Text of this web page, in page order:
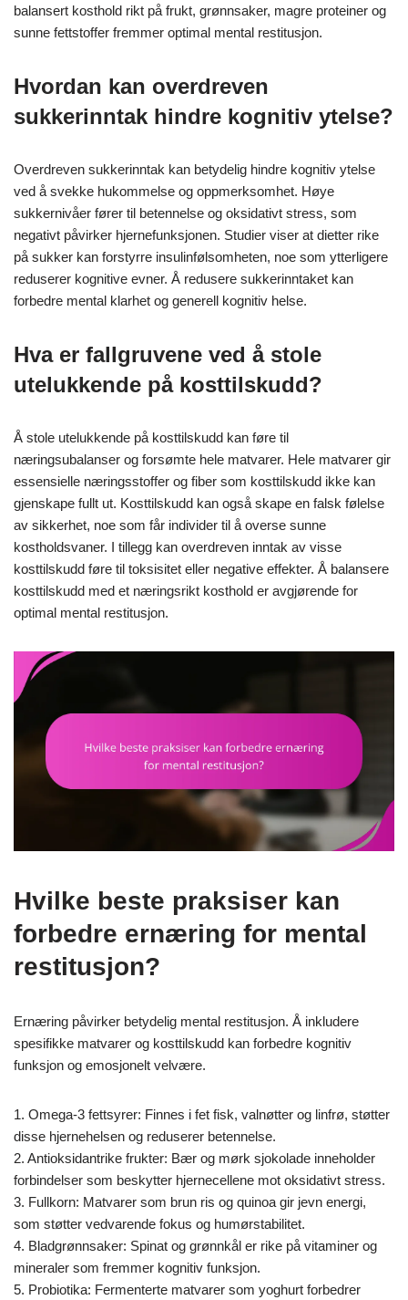
balansert kosthold rikt på frukt, grønnsaker, magre proteiner og
sunne fettstoffer fremmer optimal mental restitusjon.
Hvordan kan overdreven
sukkerinntak hindre kognitiv ytelse?
Overdreven sukkerinntak kan betydelig hindre kognitiv ytelse
ved å svekke hukommelse og oppmerksomhet. Høye
sukkernivåer fører til betennelse og oksidativt stress, som
negativt påvirker hjernefunksjonen. Studier viser at dietter rike
på sukker kan forstyrre insulinfølsomheten, noe som ytterligere
reduserer kognitive evner. Å redusere sukkerinntaket kan
forbedre mental klarhet og generell kognitiv helse.
Hva er fallgruvene ved å stole
utelukkende på kosttilskudd?
Å stole utelukkende på kosttilskudd kan føre til
næringsubalanser og forsømte hele matvarer. Hele matvarer gir
essensielle næringsstoffer og fiber som kosttilskudd ikke kan
gjenskape fullt ut. Kosttilskudd kan også skape en falsk følelse
av sikkerhet, noe som får individer til å overse sunne
kostholdsvaner. I tillegg kan overdreven inntak av visse
kosttilskudd føre til toksisitet eller negative effekter. Å balansere
kosttilskudd med et næringsrikt kosthold er avgjørende for
optimal mental restitusjon.
Hvilke beste praksiser kan
forbedre ernæring for mental
restitusjon?
Ernæring påvirker betydelig mental restitusjon. Å inkludere
spesifikke matvarer og kosttilskudd kan forbedre kognitiv
funksjon og emosjonelt velvære.
1. Omega-3 fettsyrer: Finnes i fet fisk, valnøtter og linfrø, støtter
disse hjernehelsen og reduserer betennelse.
2. Antioksidantrike frukter: Bær og mørk sjokolade inneholder
forbindelser som beskytter hjernecellene mot oksidativt stress.
3. Fullkorn: Matvarer som brun ris og quinoa gir jevn energi,
som støtter vedvarende fokus og humørstabilitet.
4. Bladgrønnsaker: Spinat og grønnkål er rike på vitaminer og
mineraler som fremmer kognitiv funksjon.
5. Probiotika: Fermenterte matvarer som yoghurt forbedrer